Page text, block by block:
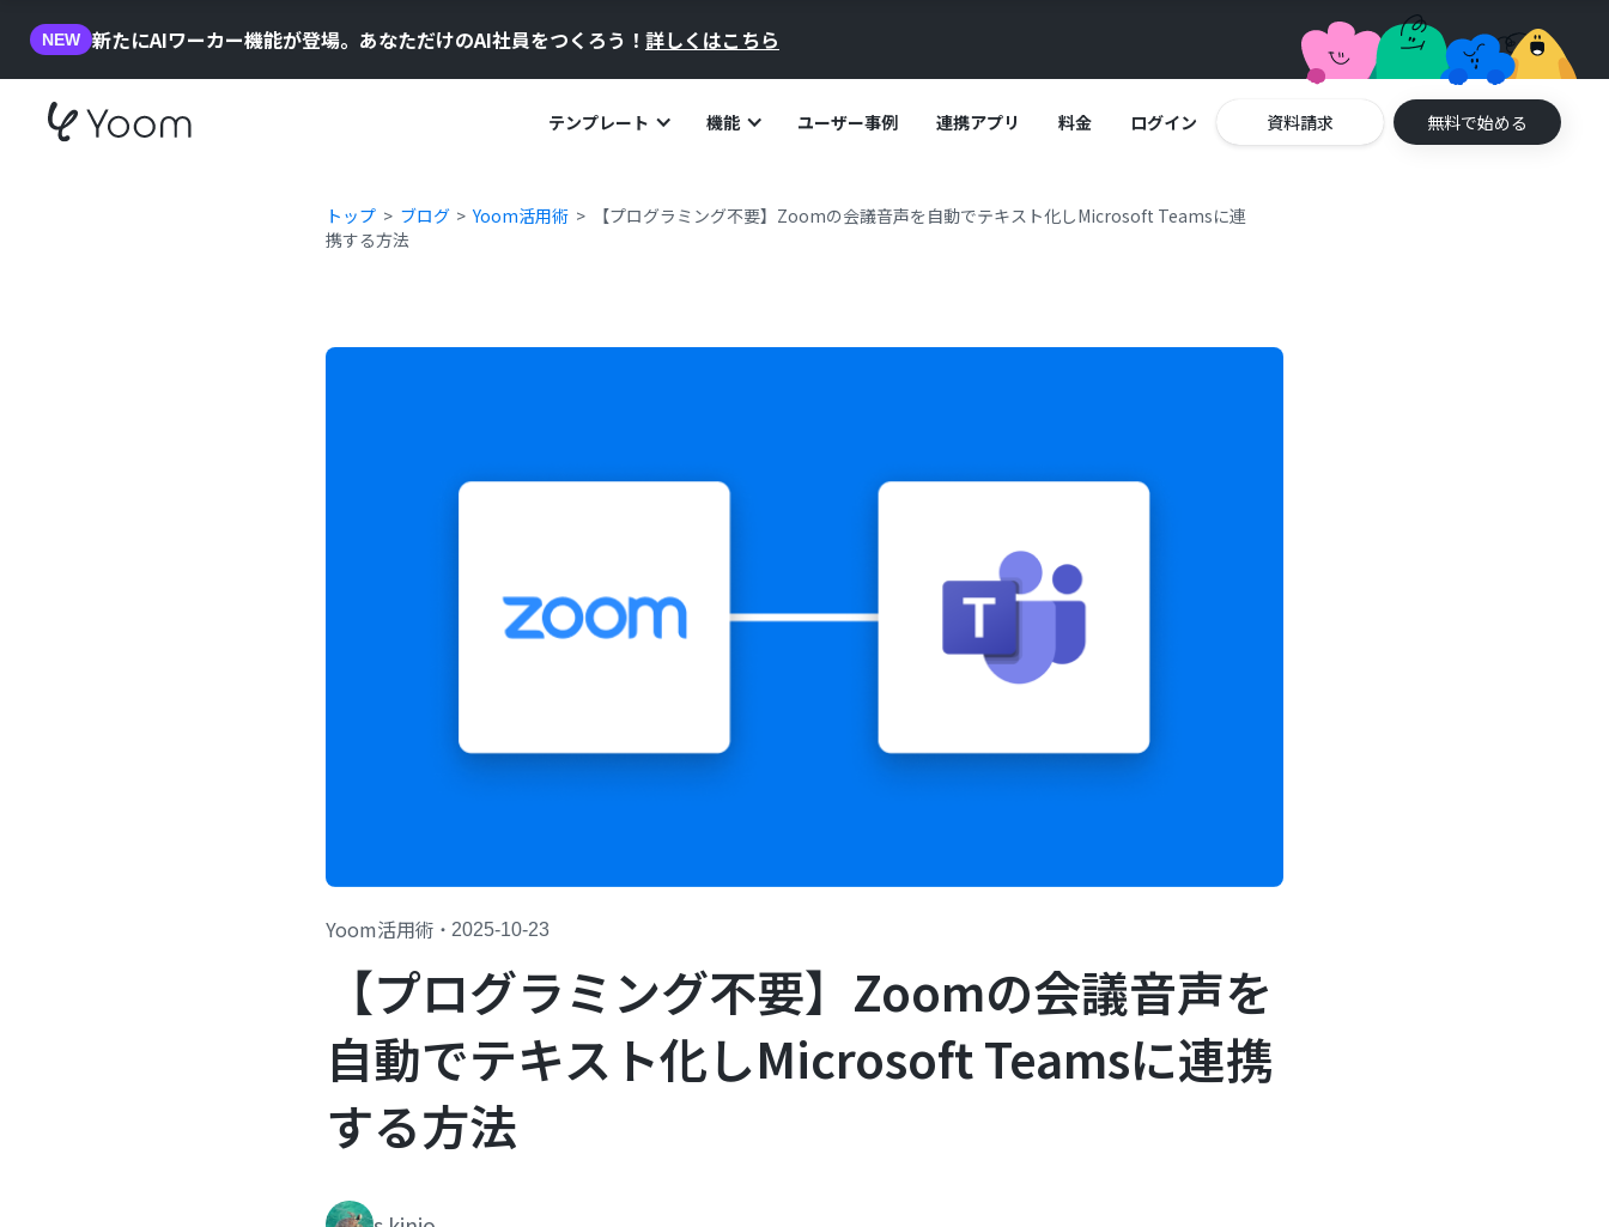
NEW 新たにAIワーカー機能が登場。あなただけのAI社員をつくろう！ 詳しくはこちら
テンプレート 機能 ユーザー事例 連携アプリ 料金 ログイン 資料請求 無料で始める
トップ ブログ Yoom活用術
【プログラミング不要】Zoomの会議音声を自動でテキスト化しMicrosoft Teamsに連
携する方法
Yoom活用術 ・ 2025-10-23
【プログラミング不要】Zoomの会議音声を
自動でテキスト化しMicrosoft Teamsに連携
する方法